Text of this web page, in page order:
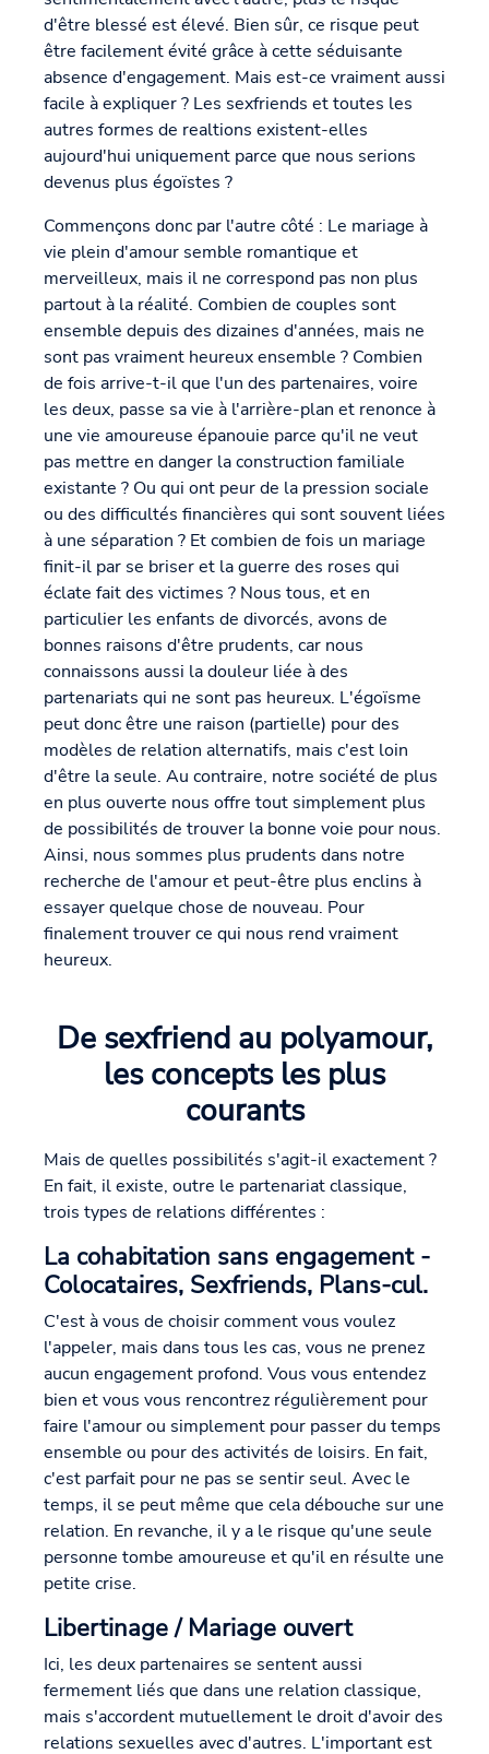
d'être blessé est élevé. Bien sûr, ce risque peut
être facilement évité grâce à cette séduisante
absence d'engagement. Mais est-ce vraiment aussi
facile à expliquer ? Les sexfriends et toutes les
autres formes de realtions existent-elles
aujourd'hui uniquement parce que nous serions
devenus plus égoïstes ?
Commençons donc par l'autre côté : Le mariage à
vie plein d'amour semble romantique et
merveilleux, mais il ne correspond pas non plus
partout à la réalité. Combien de couples sont
ensemble depuis des dizaines d'années, mais ne
sont pas vraiment heureux ensemble ? Combien
de fois arrive-t-il que l'un des partenaires, voire
les deux, passe sa vie à l'arrière-plan et renonce à
une vie amoureuse épanouie parce qu'il ne veut
pas mettre en danger la construction familiale
existante ? Ou qui ont peur de la pression sociale
ou des difficultés financières qui sont souvent liées
à une séparation ? Et combien de fois un mariage
finit-il par se briser et la guerre des roses qui
éclate fait des victimes ? Nous tous, et en
particulier les enfants de divorcés, avons de
bonnes raisons d'être prudents, car nous
connaissons aussi la douleur liée à des
partenariats qui ne sont pas heureux. L'égoïsme
peut donc être une raison (partielle) pour des
modèles de relation alternatifs, mais c'est loin
d'être la seule. Au contraire, notre société de plus
en plus ouverte nous offre tout simplement plus
de possibilités de trouver la bonne voie pour nous.
Ainsi, nous sommes plus prudents dans notre
recherche de l'amour et peut-être plus enclins à
essayer quelque chose de nouveau. Pour
finalement trouver ce qui nous rend vraiment
heureux.
De sexfriend au polyamour,
les concepts les plus
courants
Mais de quelles possibilités s'agit-il exactement ?
En fait, il existe, outre le partenariat classique,
trois types de relations différentes :
La cohabitation sans engagement -
Colocataires, Sexfriends, Plans-cul.
C'est à vous de choisir comment vous voulez
l'appeler, mais dans tous les cas, vous ne prenez
aucun engagement profond. Vous vous entendez
bien et vous vous rencontrez régulièrement pour
faire l'amour ou simplement pour passer du temps
ensemble ou pour des activités de loisirs. En fait,
c'est parfait pour ne pas se sentir seul. Avec le
temps, il se peut même que cela débouche sur une
relation. En revanche, il y a le risque qu'une seule
personne tombe amoureuse et qu'il en résulte une
petite crise.
Libertinage / Mariage ouvert
Ici, les deux partenaires se sentent aussi
fermement liés que dans une relation classique,
mais s'accordent mutuellement le droit d'avoir des
relations sexuelles avec d'autres. L'important est